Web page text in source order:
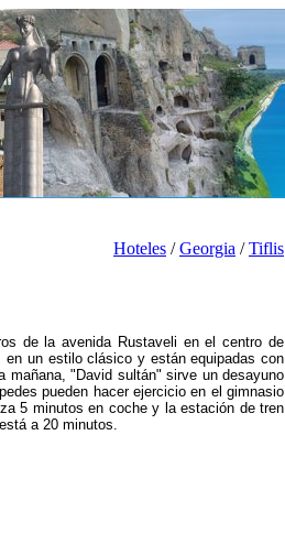
Hoteles /Georgia /Tiflis
de la avenida Rustaveli en el centro de
en un estilo clásico y están equipadas con
mañana, "David sultán" sirve un desayuno
pueden hacer ejercicio en el gimnasio
5 minutos en coche y la estación de tren
a 20 minutos.